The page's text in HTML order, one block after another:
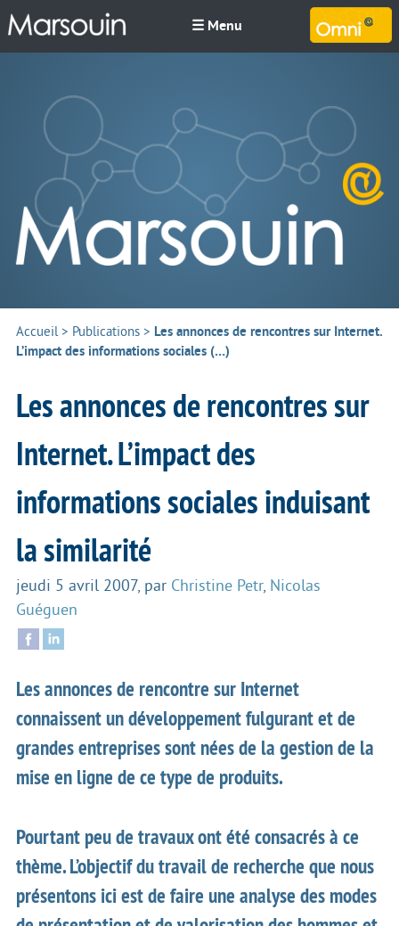
☰ Menu
Accueil> Publications > Les annonces de rencontres sur Internet.
L’impact des informations sociales (…)
Les annonces de rencontres sur
Internet. L’impact des
informations sociales induisant
la similarité
jeudi 5 avril 2007, par Christine Petr, Nicolas
Guéguen
Les annonces de rencontre sur Internet
connaissent un développement fulgurant et de
grandes entreprises sont nées de la gestion de la
mise en ligne de ce type de produits.
Pourtant peu de travaux ont été consacrés à ce
thème. L’objectif du travail de recherche que nous
présentons ici est de faire une analyse des modes